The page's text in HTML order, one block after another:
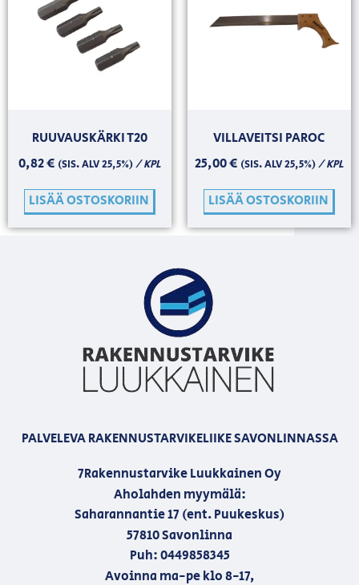
RUUVAUSKÄRKI T20
0,82€ (SIS. ALV 25,5%)/ KPL
LISÄÄ OSTOSKORIIN
VILLAVEITSI PAROC
25,00€ (SIS. ALV 25,5%)/ KPL
LISÄÄ OSTOSKORIIN
PALVELEVA RAKENNUSTARVIKELIIKE SAVONLINNASSA
7Rakennustarvike Luukkainen Oy
Aholahden myymälä:
Saharannantie 17 (ent. Puukeskus)
57810 Savonlinna
Puh: 0449858345
Avoinna ma-pe klo 8-17,